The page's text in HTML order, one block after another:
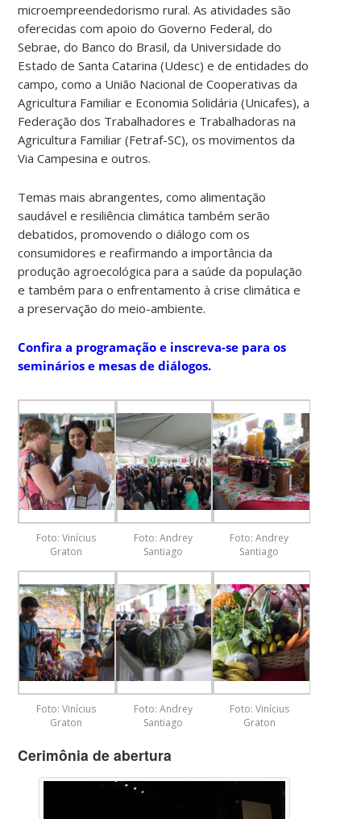
microempreendedorismo rural. As atividades são
oferecidas com apoio do Governo Federal, do
Sebrae, do Banco do Brasil, da Universidade do
Estado de Santa Catarina (Udesc) e de entidades do
campo, como a União Nacional de Cooperativas da
Agricultura Familiar e Economia Solidária (Unicafes), a
Federação dos Trabalhadores e Trabalhadoras na
Agricultura Familiar (Fetraf-SC), os movimentos da
Via Campesina e outros.
Temas mais abrangentes, como alimentação
saudável e resiliência climática também serão
debatidos, promovendo o diálogo com os
consumidores e reafirmando a importância da
produção agroecológica para a saúde da população
e também para o enfrentamento à crise climática e
a preservação do meio-ambiente.
Confira a programação e inscreva-se para os
seminários e mesas de diálogos.
Foto: Vinícius
Graton
Foto: Andrey
Santiago
Foto: Andrey
Santiago
Foto: Vinícius
Graton
Foto: Andrey
Santiago
Foto: Vinícius
Graton
Cerimônia de abertura